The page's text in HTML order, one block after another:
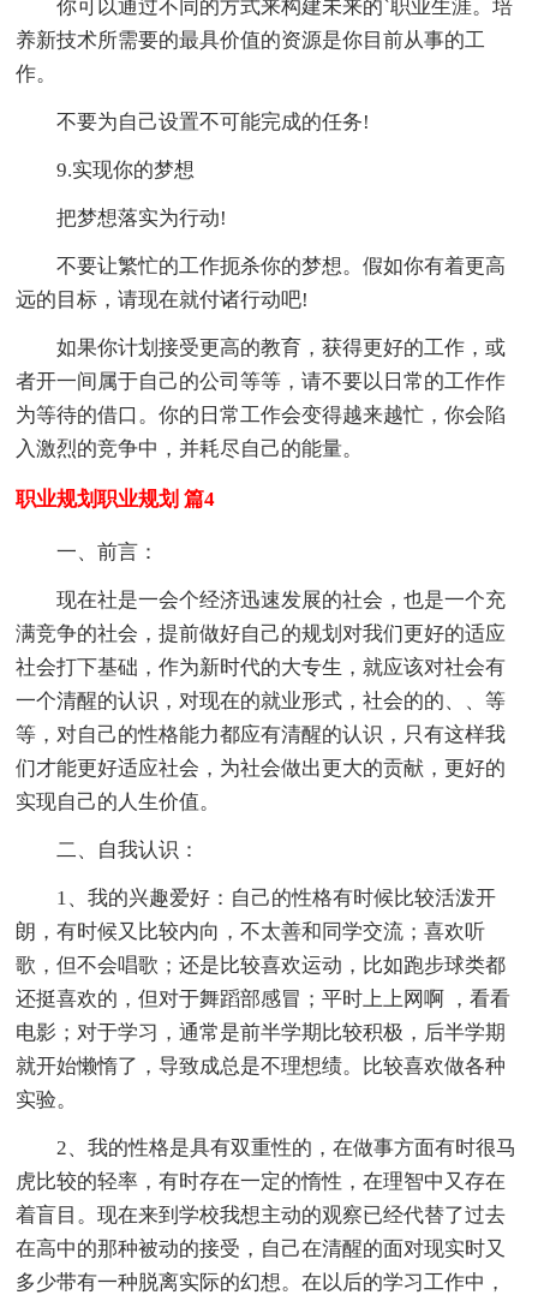
你可以通过不同的方式来构建未来的`职业生涯。培
养新技术所需要的最具价值的资源是你目前从事的工
作。
不要为自己设置不可能完成的任务!
9.实现你的梦想
把梦想落实为行动!
不要让繁忙的工作扼杀你的梦想。假如你有着更高
远的目标，请现在就付诸行动吧!
如果你计划接受更高的教育，获得更好的工作，或
者开一间属于自己的公司等等，请不要以日常的工作作
为等待的借口。你的日常工作会变得越来越忙，你会陷
入激烈的竞争中，并耗尽自己的能量。
职业规划职业规划 篇4
一、前言：
现在社是一会个经济迅速发展的社会，也是一个充
满竞争的社会，提前做好自己的规划对我们更好的适应
社会打下基础，作为新时代的大专生，就应该对社会有
一个清醒的认识，对现在的就业形式，社会的的、、等
等，对自己的性格能力都应有清醒的认识，只有这样我
们才能更好适应社会，为社会做出更大的贡献，更好的
实现自己的人生价值。
二、自我认识：
1、我的兴趣爱好：自己的性格有时候比较活泼开
朗，有时候又比较内向，不太善和同学交流；喜欢听
歌，但不会唱歌；还是比较喜欢运动，比如跑步球类都
还挺喜欢的，但对于舞蹈部感冒；平时上上网啊 ，看看
电影；对于学习，通常是前半学期比较积极，后半学期
就开始懒惰了，导致成总是不理想绩。比较喜欢做各种
实验。
2、我的性格是具有双重性的，在做事方面有时很马
虎比较的轻率，有时存在一定的惰性，在理智中又存在
着盲目。现在来到学校我想主动的观察已经代替了过去
在高中的那种被动的接受，自己在清醒的面对现实时又
多少带有一种脱离实际的幻想。在以后的学习工作中，